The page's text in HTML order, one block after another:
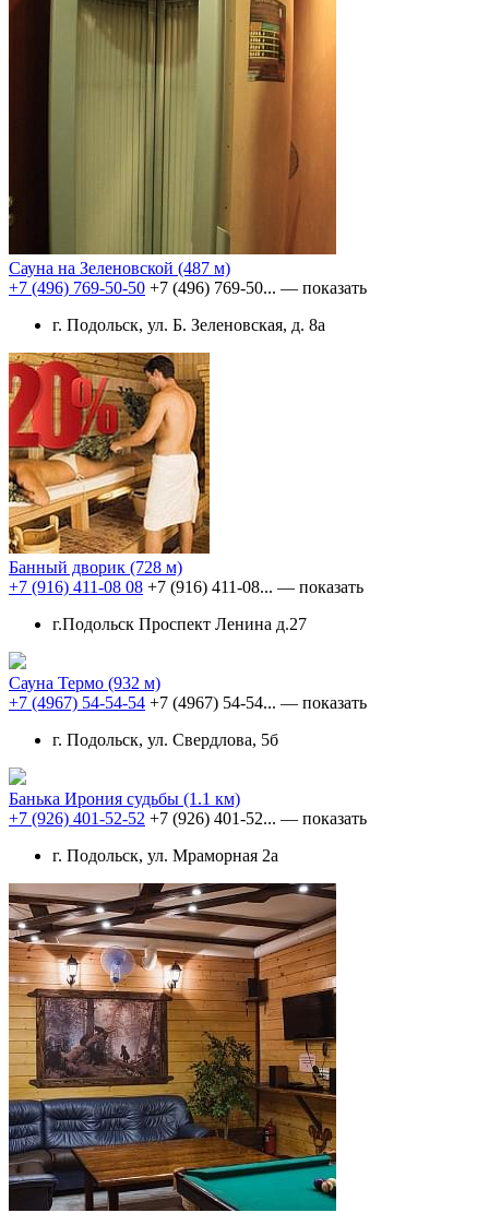
Сауна на Зеленовской (487 м)
+7 (496) 769-50-50 +7 (496) 769-50... — показать
г. Подольск, ул. Б. Зеленовская, д. 8а
Банный дворик (728 м)
+7 (916) 411-08 08 +7 (916) 411-08... — показать
г.Подольск Проспект Ленина д.27
Сауна Термо (932 м)
+7 (4967) 54-54-54 +7 (4967) 54-54... — показать
г. Подольск, ул. Свердлова, 5б
Банька Ирония судьбы (1.1 км)
+7 (926) 401-52-52 +7 (926) 401-52... — показать
г. Подольск, ул. Мраморная 2а